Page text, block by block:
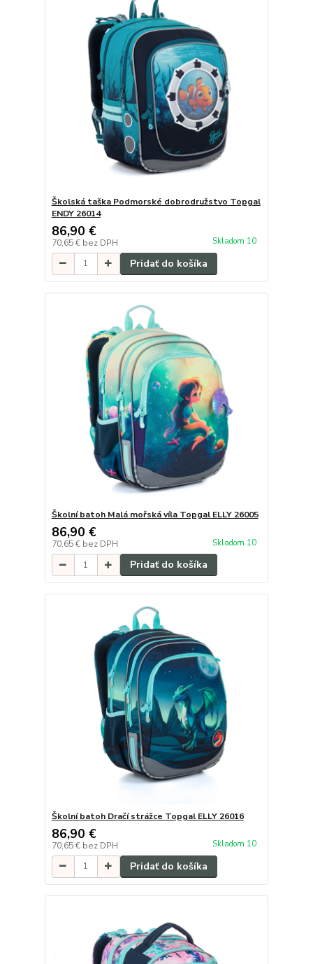
Školská taška Podmorské dobrodružstvo Topgal
ENDY 26014
86,90 €
70,65 € bez DPH Skladom 10
Pridať do košíka
Školní batoh Malá mořská víla Topgal ELLY 26005
86,90 €
70,65 € bez DPH Skladom 10
Pridať do košíka
Školní batoh Dračí strážce Topgal ELLY 26016
86,90 €
70,65 € bez DPH Skladom 10
Pridať do košíka